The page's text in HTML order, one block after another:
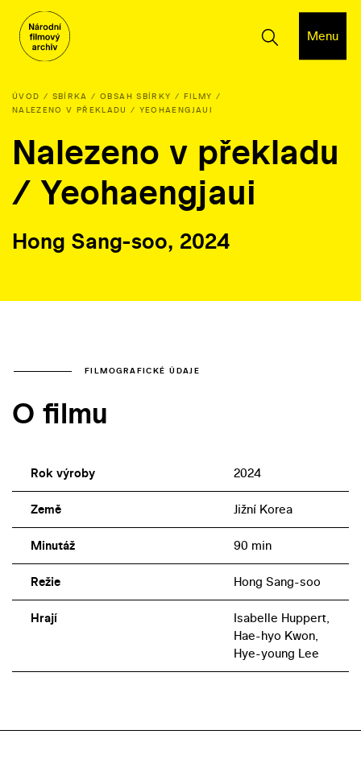
Menu
ÚVOD SBÍRKA OBSAH SBÍRKY
FILMY
NALEZENO V PŘEKLADU / YEOHAENGJAUI
Nalezeno v překladu
/ Yeohaengjaui
Hong Sang-soo, 2024
FILMOGRAFICKÉ ÚDAJE
O filmu
Rok výroby 2024
Země Jižní Korea
Minutáž 90 min
Režie Hong Sang-soo
Hrají
Isabelle Huppert,
Hae-hyo Kwon,
Hye-young Lee